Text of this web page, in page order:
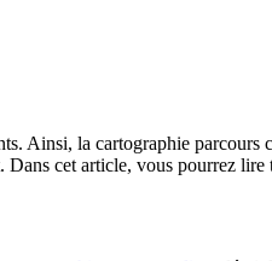
Ainsi, la cartographie
cet article, vous pourrez